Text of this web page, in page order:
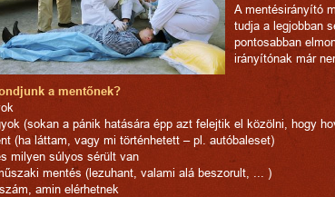
A mentésirányító
tudja a legjobban
pontosabban
irányítónak már
a mentőnek?
(sokan a pánik hatására épp azt felejtik el közölni, hogy
(ha láttam, vagy mi történhetett – pl. autóbaleset)
milyen súlyos sérült van
mentés (lezuhant, valami alá beszorult, ... )
amin elérhetnek